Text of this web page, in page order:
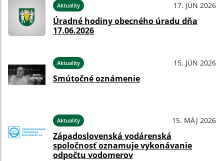
Aktuality 17. JÚN 2026
Úradné hodiny obecného úradu dňa
17.06.2026
Aktuality 15. JÚN 2026
Smútočné oznámenie
Aktuality 15. MÁJ 2026
Západoslovenská vodárenská
spoločnosť oznamuje vykonávanie
odpočtu vodomerov